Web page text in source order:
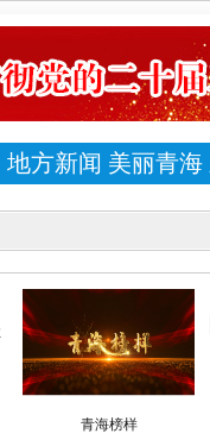
地方新闻 美丽青海
青海榜样